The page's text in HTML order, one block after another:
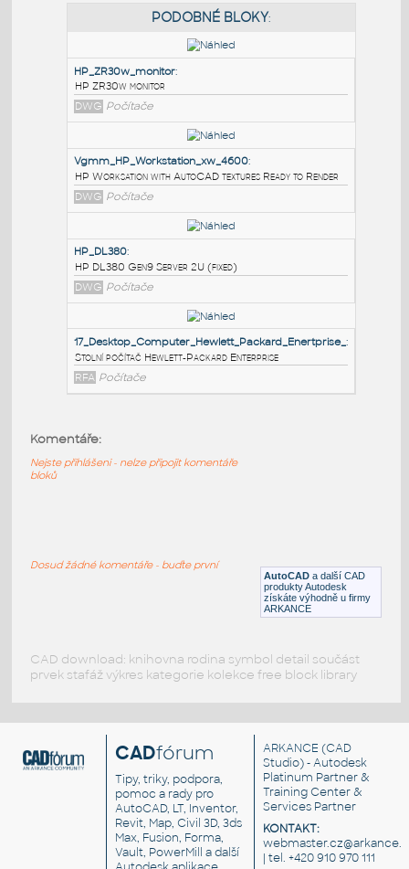
PODOBNÉ BLOKY
HP_ZR30w_monitor:
HP ZR30w monitor
DWG Počítače
Vgmm_HP_Workstation_xw_4600:
HP Worksation with AutoCAD textures Ready to Render
DWG Počítače
HP_DL380
Počítače
AutoCAD a další CAD
produkty Autodesk
získáte výhodně u firmy
ARKANCE
Komentáře:
Nejste přihlášeni - nelze připojit komentáře
bloků
Dosud žádné komentáře - buďte první
CAD download: knihovna rodina symbol detail součást
prvek stafáž výkres kategorie kolekce free block library
CADfórum
Tipy, triky, podpora,
pomoc a rady pro
AutoCAD, LT, Inventor,
Revit, Map, Civil 3D, 3ds
Max, Fusion, Forma,
Vault, PowerMill a další
ARKANCE (CAD
Studio) - Autodesk
Platinum Partner &
Training Center &
Services Partner
KONTAKT:
| tel. +420 910 970 111